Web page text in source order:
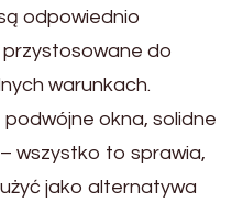
odpowiednio
przystosowane do
warunkach.
okna, solidne
wszystko to sprawia,
jako alternatywa